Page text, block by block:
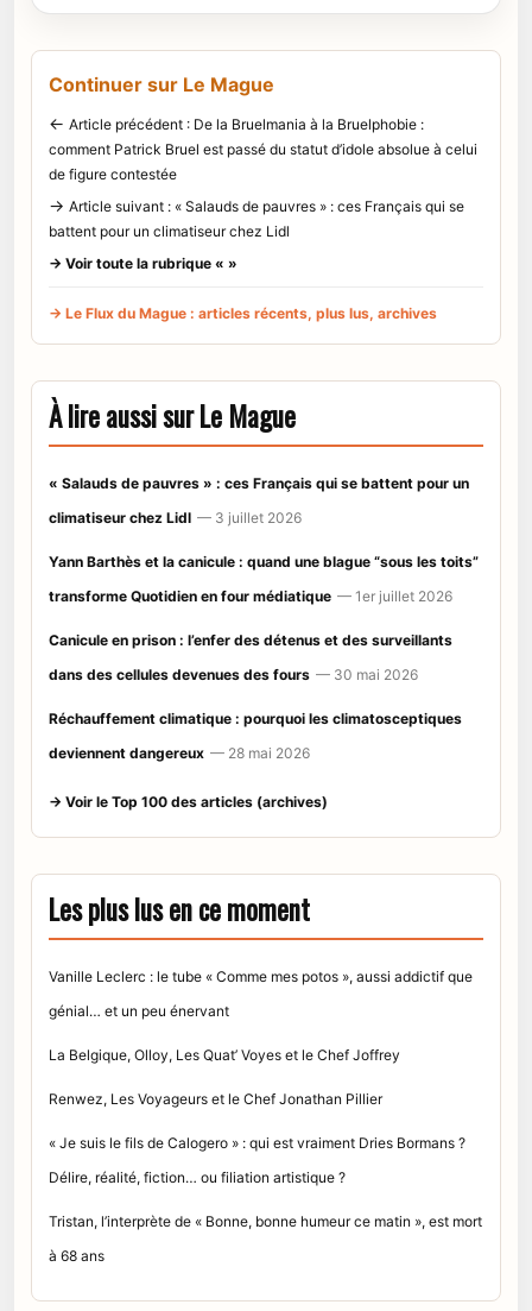
Continuer sur Le Mague
← Article précédent : De la Bruelmania à la Bruelphobie :
comment Patrick Bruel est passé du statut d’idole absolue à celui
de figure contestée
→ Article suivant : « Salauds de pauvres » : ces Français qui se
battent pour un climatiseur chez Lidl
→ Voir toute la rubrique « »
→ Le Flux du Mague : articles récents, plus lus, archives
À lire aussi sur Le Mague
« Salauds de pauvres » : ces Français qui se battent pour un
climatiseur chez Lidl — 3 juillet 2026
Yann Barthès et la canicule : quand une blague “sous les toits”
transforme Quotidien en four médiatique — 1er juillet 2026
Canicule en prison : l’enfer des détenus et des surveillants
dans des cellules devenues des fours — 30 mai 2026
Réchauffement climatique : pourquoi les climatosceptiques
deviennent dangereux — 28 mai 2026
→ Voir le Top 100 des articles (archives)
Les plus lus en ce moment
Vanille Leclerc : le tube « Comme mes potos », aussi addictif que
génial… et un peu énervant
La Belgique, Olloy, Les Quat’ Voyes et le Chef Joffrey
Renwez, Les Voyageurs et le Chef Jonathan Pillier
« Je suis le fils de Calogero » : qui est vraiment Dries Bormans ?
Délire, réalité, fiction… ou filiation artistique ?
Tristan, l’interprète de « Bonne, bonne humeur ce matin », est mort
à 68 ans